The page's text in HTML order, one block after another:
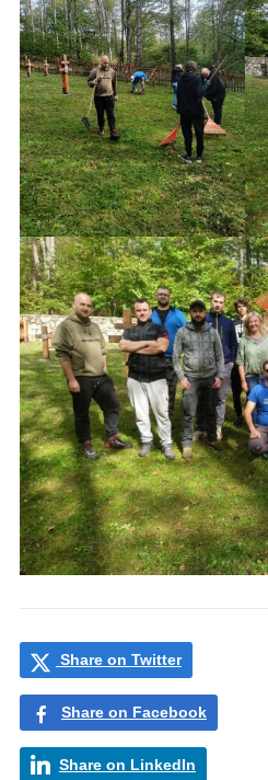
Share on Twitter
Share on Facebook
Share on LinkedIn